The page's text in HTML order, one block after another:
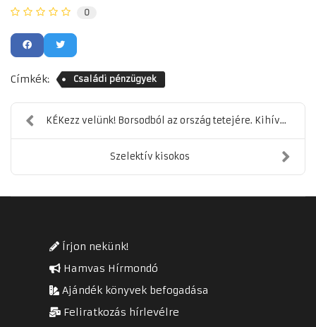
0
Címkék: Családi pénzügyek
KÉKezz velünk! Borsodból az ország tetejére. Kihív...
Szelektív kisokos
Írjon nekünk!
Hamvas Hírmondó
Ajándék könyvek befogadása
Feliratkozás hírlevélre